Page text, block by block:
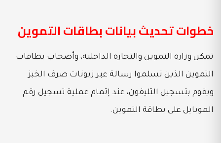
خطوات تحديث بيانات بطاقات التموين
تمكن وزارة التموين والتجارة الداخلية، وأصحاب بطاقات
التموين الذين تسلموا رسالة عبر زبونات صرف الخبز
ويقوم بتسجيل التليفون، عند إتمام عملية تسجيل رقم
الموبايل على بطاقة التموين.